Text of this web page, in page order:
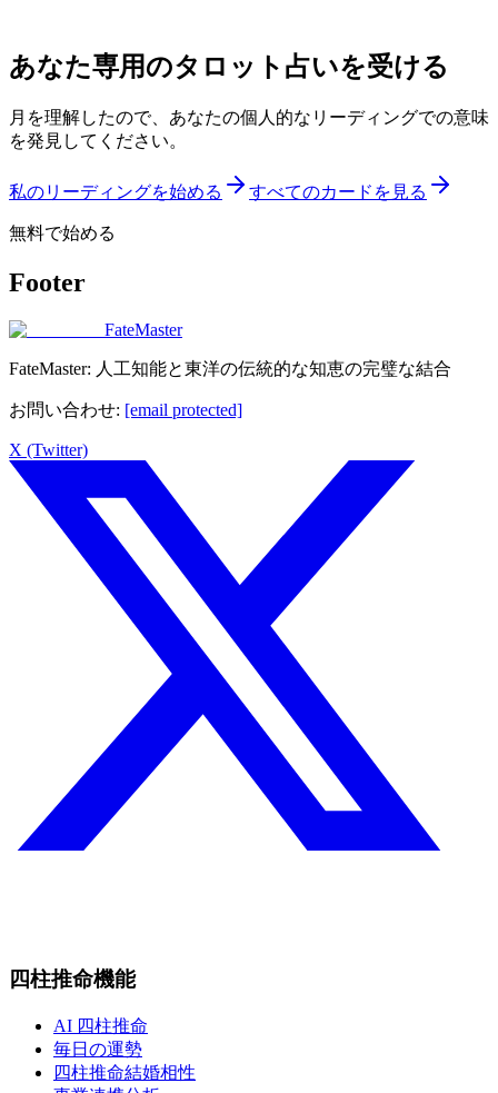
あなた専用のタロット占いを受ける
月を理解したので、あなたの個人的なリーディングでの意味
を発見してください。
私のリーディングを始める すべてのカードを見る
無料で始める
Footer
FateMaster
FateMaster: 人工知能と東洋の伝統的な知恵の完璧な結合
お問い合わせ: [email protected]
X (Twitter)
四柱推命機能
AI 四柱推命
毎日の運勢
四柱推命結婚相性